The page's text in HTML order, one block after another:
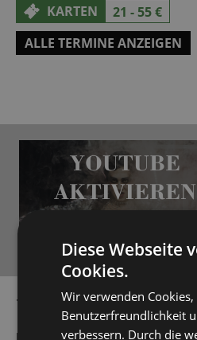
KARTEN
21 - 55 €
ALLE TERMINE ANZEIGEN
YOUTUBE
AKTIVIEREN
YouTube immer aktivieren
10. Juni 2023
Johann Strauss' in der Zeit nach
Diese Webseite
Cookies.
Wir verwenden
Benutzerfreundlichkeit
verbessern. Durch die